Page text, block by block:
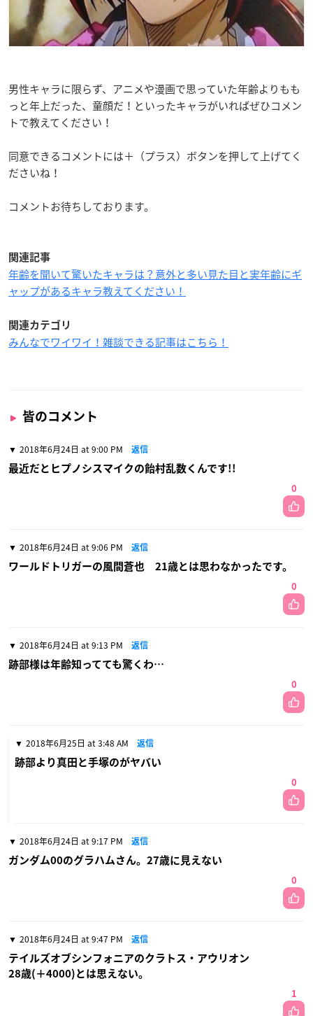
男性キャラに限らず、アニメや漫画で思っていた年齢よりもも
っと年上だった、童顔だ！といったキャラがいればぜひコメン
トで教えてください！
同意できるコメントには＋（プラス）ボタンを押して上げてく
ださいね！
コメントお待ちしております。
関連記事
年齢を聞いて驚いたキャラは？意外と多い見た目と実年齢にギ
ャップがあるキャラ教えてください！
関連カテゴリ
みんなでワイワイ！雑談できる記事はこちら！
皆のコメント
2018年6月24日 at 9:00 PM 返信
最近だとヒプノシスマイクの飴村乱数くんです!!
0
2018年6月24日 at 9:06 PM 返信
ワールドトリガーの風間蒼也 21歳とは思わなかったです。
0
2018年6月24日 at 9:13 PM 返信
跡部様は年齢知ってても驚くわ…
0
2018年6月25日 at 3:48 AM 返信
跡部より真田と手塚のがヤバい
0
2018年6月24日 at 9:17 PM 返信
ガンダム00のグラハムさん。27歳に見えない
0
2018年6月24日 at 9:47 PM 返信
テイルズオブシンフォニアのクラトス・アウリオン
28歳(＋4000)とは思えない。
1